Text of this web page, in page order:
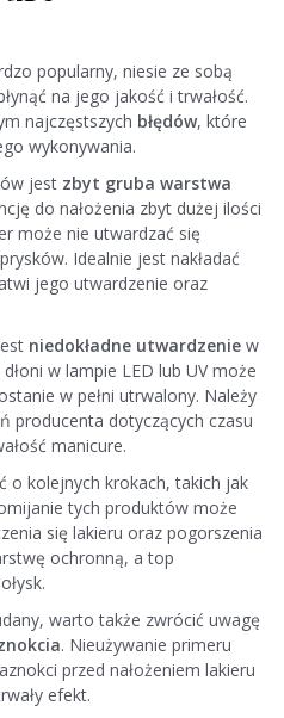
popularny, niesie ze sobą
na jego jakość i trwałość.
najczęstszych błędów, które
wykonywania.
jest zbyt gruba warstwa
do nałożenia zbyt dużej ilości
może nie utwardzać się
Idealnie jest nakładać
jego utwardzenie oraz
niedokładne utwardzenie w
w lampie LED lub UV może
w pełni utrwalony. Należy
producenta dotyczących czasu
manicure.
o kolejnych krokach, takich jak
tych produktów może
się lakieru oraz pogorszenia
ochronną, a top
warto także zwrócić uwagę
. Nieużywanie primeru
przed nałożeniem lakieru
efekt.